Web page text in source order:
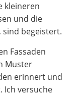
kleineren
und die
sind begeistert.
Fassaden
Muster
erinnert und
Ich versuche